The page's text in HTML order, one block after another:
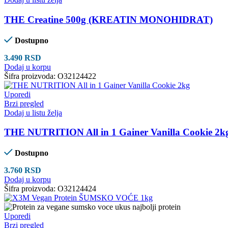
THE Creatine 500g (KREATIN MONOHIDRAT)
Dostupno
3.490 RSD
Dodaj u korpu
Šifra proizvoda: O32124422
Uporedi
Brzi pregled
Dodaj u listu želja
THE NUTRITION All in 1 Gainer Vanilla Cookie
Dostupno
3.760 RSD
Dodaj u korpu
Šifra proizvoda: O32124424
Uporedi
Brzi pregled